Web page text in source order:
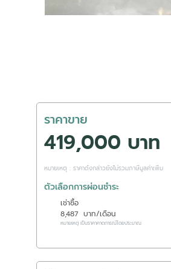
ราคาขาย
419,000 บาท
หมายเหตุ : ราคาดังกล่าวยังไม่รวมภาษีมูลค่าเพิ่ม
ตัวเลือกการผ่อนชำระ
เช่าซื้อ
8,487 บาท/เดือน
หมายเหตุ เป็นราคาคาดการณ์โดยประมาณ